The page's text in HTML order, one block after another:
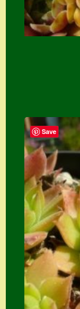
Save